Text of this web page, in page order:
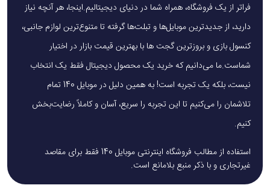
فراتر از یک فروشگاه، همراه شما در دنیای دیجیتالیم.اینجا، هر آنچه نیاز
دارید، از جدیدترین موبایل‌ها و تبلت‌ها گرفته تا متنوع‌ترین لوازم جانبی،
کنسول بازی و بروزترین گجت ها با بهترین قیمت بازار در اختیار
شماست.ما می‌دانیم که خرید یک محصول دیجیتال فقط یک انتخاب
نیست، بلکه یک تجربه است! به همین دلیل در موبایل 140 تمام
تلاشمان را می‌کنیم تا این تجربه را سریع، آسان و کاملاً رضایت‌بخش
کنیم.
استفاده از مطالب فروشگاه اینترنتی موبایل 140 فقط برای مقاصد
غیرتجاری و با ذکر منبع بلامانع است.